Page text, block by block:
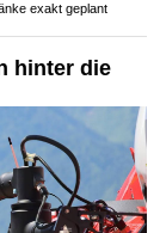
exakt geplant
hinter die